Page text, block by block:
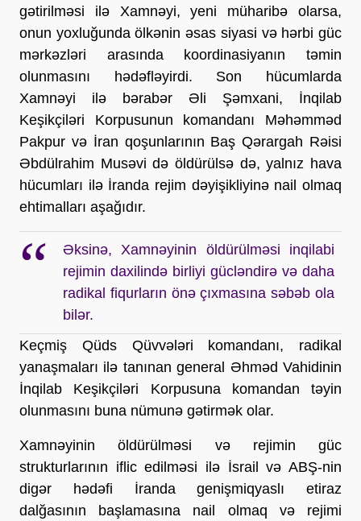
gətirilməsi ilə Xamnəyi, yeni müharibə olarsa,
onun yoxluğunda ölkənin əsas siyasi və hərbi güc
mərkəzləri arasında koordinasiyanın təmin
olunmasını hədəfləyirdi. Son hücumlarda
Xamnəyi ilə bərabər Əli Şəmxani, İnqilab
Keşikçiləri Korpusunun komandanı Məhəmməd
Pakpur və İran qoşunlarının Baş Qərargah Rəisi
Əbdülrahim Musəvi də öldürülsə də, yalnız hava
hücumları ilə İranda rejim dəyişikliyinə nail olmaq
ehtimalları aşağıdır.
Əksinə, Xamnəyinin öldürülməsi inqilabi
rejimin daxilində birliyi gücləndirə və daha
radikal fiqurların önə çıxmasına səbəb ola
bilər.
Keçmiş Qüds Qüvvələri komandanı, radikal
yanaşmaları ilə tanınan general Əhməd Vahidinin
İnqilab Keşikçiləri Korpusuna komandan təyin
olunmasını buna nümunə gətirmək olar.
Xamnəyinin öldürülməsi və rejimin güc
strukturlarının iflic edilməsi ilə İsrail və ABŞ-nin
digər hədəfi İranda genişmiqyaslı etiraz
dalğasının başlamasına nail olmaq və rejimi